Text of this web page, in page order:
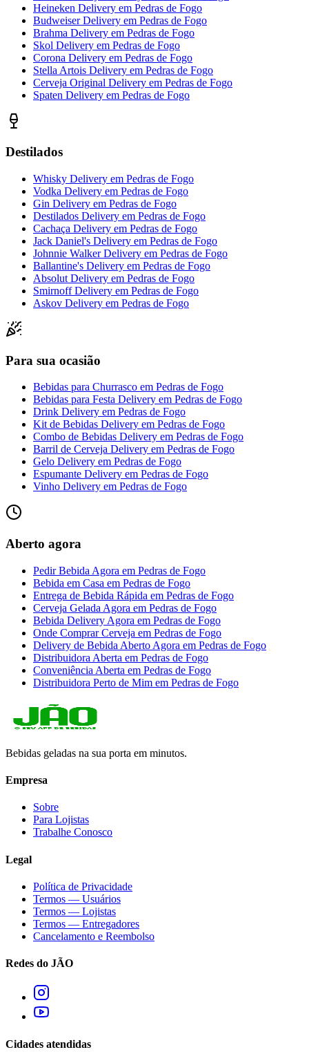
Heineken Delivery em Pedras de Fogo
Budweiser Delivery em Pedras de Fogo
Brahma Delivery em Pedras de Fogo
Skol Delivery em Pedras de Fogo
Corona Delivery em Pedras de Fogo
Stella Artois Delivery em Pedras de Fogo
Cerveja Original Delivery em Pedras de Fogo
Spaten Delivery em Pedras de Fogo
Destilados
Whisky Delivery em Pedras de Fogo
Vodka Delivery em Pedras de Fogo
Gin Delivery em Pedras de Fogo
Destilados Delivery em Pedras de Fogo
Cachaça Delivery em Pedras de Fogo
Jack Daniel's Delivery em Pedras de Fogo
Johnnie Walker Delivery em Pedras de Fogo
Ballantine's Delivery em Pedras de Fogo
Absolut Delivery em Pedras de Fogo
Smirnoff Delivery em Pedras de Fogo
Askov Delivery em Pedras de Fogo
Para sua ocasião
Bebidas para Churrasco em Pedras de Fogo
Bebidas para Festa Delivery em Pedras de Fogo
Drink Delivery em Pedras de Fogo
Kit de Bebidas Delivery em Pedras de Fogo
Combo de Bebidas Delivery em Pedras de Fogo
Barril de Cerveja Delivery em Pedras de Fogo
Gelo Delivery em Pedras de Fogo
Espumante Delivery em Pedras de Fogo
Vinho Delivery em Pedras de Fogo
Aberto agora
Pedir Bebida Agora em Pedras de Fogo
Bebida em Casa em Pedras de Fogo
Entrega de Bebida Rápida em Pedras de Fogo
Cerveja Gelada Agora em Pedras de Fogo
Bebida Delivery Agora em Pedras de Fogo
Onde Comprar Cerveja em Pedras de Fogo
Delivery de Bebida Aberto Agora em Pedras de Fogo
Distribuidora Aberta em Pedras de Fogo
Conveniência Aberta em Pedras de Fogo
Distribuidora Perto de Mim em Pedras de Fogo
Bebidas geladas na sua porta em minutos.
Empresa
Sobre
Para Lojistas
Trabalhe Conosco
Legal
Política de Privacidade
Termos — Usuários
Termos — Lojistas
Termos — Entregadores
Cancelamento e Reembolso
Redes do JÃO
Cidades atendidas